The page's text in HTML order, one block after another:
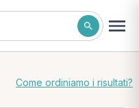
Come ordiniamo i risultati?